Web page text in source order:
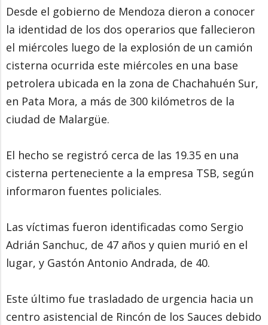
Desde el gobierno de Mendoza dieron a conocer
la identidad de los dos operarios que fallecieron
el miércoles luego de la explosión de un camión
cisterna ocurrida este miércoles en una base
petrolera ubicada en la zona de Chachahuén Sur,
en Pata Mora, a más de 300 kilómetros de la
ciudad de Malargüe.
El hecho se registró cerca de las 19.35 en una
cisterna perteneciente a la empresa TSB, según
informaron fuentes policiales.
Las víctimas fueron identificadas como Sergio
Adrián Sanchuc, de 47 años y quien murió en el
lugar, y Gastón Antonio Andrada, de 40.
Este último fue trasladado de urgencia hacia un
centro asistencial de Rincón de los Sauces debido